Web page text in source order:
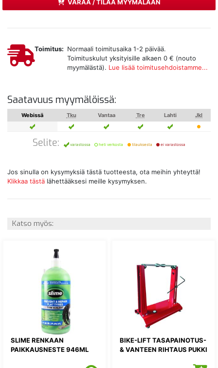
VARAA / TILAA MYYMÄLÄÄN
Toimitus: Normaali toimitusaika 1-2 päivää.
Toimituskulut yksityisille alkaen 0 € (nouto
myymälästä). Lue lisää toimitusehdoistamme...
Saatavuus myymälöissä:
Webissä Tku Vantaa Tre Lahti Jkl
Selite: varastossa heti verkosta tilauksesta ei varastossa
Jos sinulla on kysymyksiä tästä tuotteesta, ota meihin yhteyttä!
Klikkaa tästä lähettääksesi meille kysymyksen.
Katso myös:
SLIME RENKAAN
PAIKKAUSNESTE 946ML
BIKE-LIFT TASAPAINOTUS-
& VANTEEN RIHTAUS PUKKI